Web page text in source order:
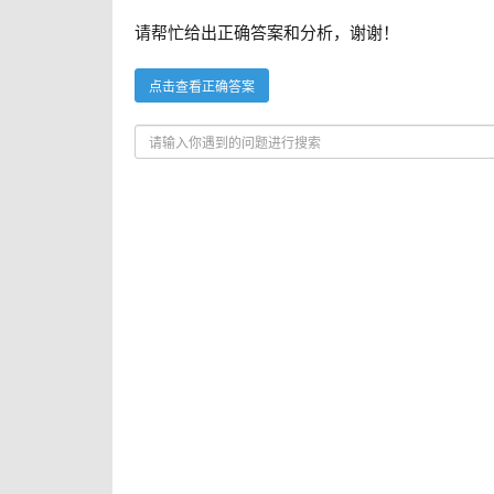
请帮忙给出正确答案和分析，谢谢！
点击查看正确答案